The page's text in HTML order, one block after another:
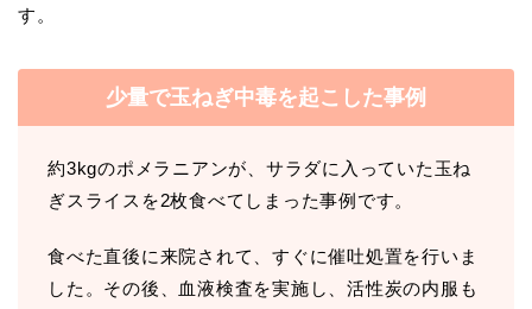
す。
少量で玉ねぎ中毒を起こした事例
約3kgのポメラニアンが、サラダに入っていた玉ね
ぎスライスを2枚食べてしまった事例です。
食べた直後に来院されて、すぐに催吐処置を行いま
した。その後、血液検査を実施し、活性炭の内服も